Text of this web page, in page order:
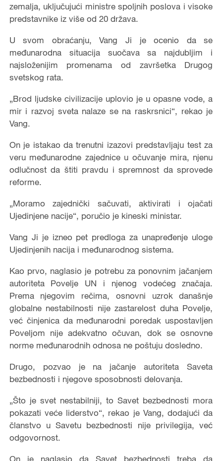
zemalja, uključujući ministre spoljnih poslova i visoke
predstavnike iz više od 20 država.
U svom obraćanju, Vang Ji je ocenio da se
međunarodna situacija suočava sa najdubljim i
najsloženijim promenama od završetka Drugog
svetskog rata.
„Brod ljudske civilizacije uplovio je u opasne vode, a
mir i razvoj sveta nalaze se na raskrsnici“, rekao je
Vang.
On je istakao da trenutni izazovi predstavljaju test za
veru međunarodne zajednice u očuvanje mira, njenu
odlučnost da štiti pravdu i spremnost da sprovede
reforme.
„Moramo zajednički sačuvati, aktivirati i ojačati
Ujedinjene nacije“, poručio je kineski ministar.
Vang Ji je izneo pet predloga za unapređenje uloge
Ujedinjenih nacija i međunarodnog sistema.
Kao prvo, naglasio je potrebu za ponovnim jačanjem
autoriteta Povelje UN i njenog vodećeg značaja.
Prema njegovim rečima, osnovni uzrok današnje
globalne nestabilnosti nije zastarelost duha Povelje,
već činjenica da međunarodni poredak uspostavljen
Poveljom nije adekvatno očuvan, dok se osnovne
norme međunarodnih odnosa ne poštuju dosledno.
Drugo, pozvao je na jačanje autoriteta Saveta
bezbednosti i njegove sposobnosti delovanja.
„Što je svet nestabilniji, to Savet bezbednosti mora
pokazati veće liderstvo“, rekao je Vang, dodajući da
članstvo u Savetu bezbednosti nije privilegija, već
odgovornost.
On je naglasio da Savet bezbednosti treba da